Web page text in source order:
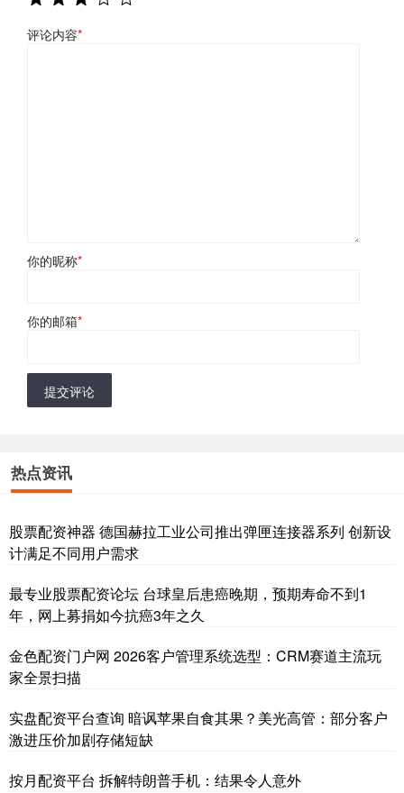
评论内容*
你的昵称*
你的邮箱*
提交评论
热点资讯
股票配资神器 德国赫拉工业公司推出弹匣连接器系列 创新设
计满足不同用户需求
最专业股票配资论坛 台球皇后患癌晚期，预期寿命不到1
年，网上募捐如今抗癌3年之久
金色配资门户网 2026客户管理系统选型：CRM赛道主流玩
家全景扫描
实盘配资平台查询 暗讽苹果自食其果？美光高管：部分客户
激进压价加剧存储短缺
按月配资平台 拆解特朗普手机：结果令人意外